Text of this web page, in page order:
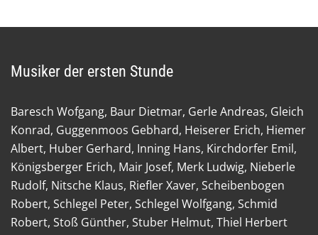
Musiker der ersten Stunde
Baresch Wofgang, Baur Dietmar, Gerle Andreas, Gleich
Konrad, Guggenmoos Gebhard, Heiserer Erich, Hiemer
Albert, Huber Gerhard, Inning Hans, Kirchdorfer Emil,
Königsberger Erich, Mair Josef, Merk Ludwig, Nieberle
Rudolf, Nitsche Klaus, Riefler Xaver, Scheibenbogen
Robert, Schlegel Peter, Schlegel Wolfgang, Schmid
Robert, Stoß Günther, Stuber Helmut, Thiel Herbert